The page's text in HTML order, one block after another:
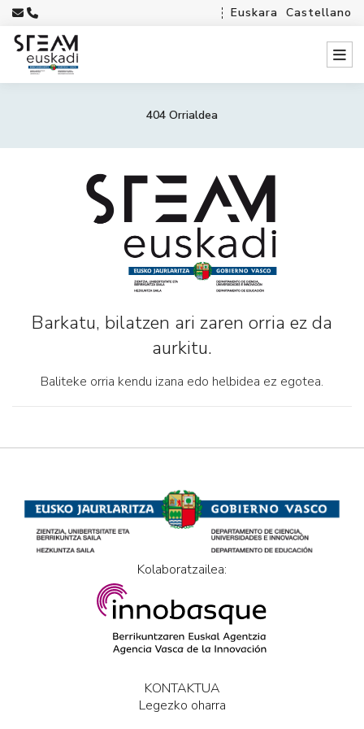
Euskara Castellano
404 Orrialdea
Barkatu, bilatzen ari zaren orria ez da
aurkitu.
Baliteke orria kendu izana edo helbidea ez egotea.
Kolaboratzailea:
KONTAKTUA
Legezko oharra